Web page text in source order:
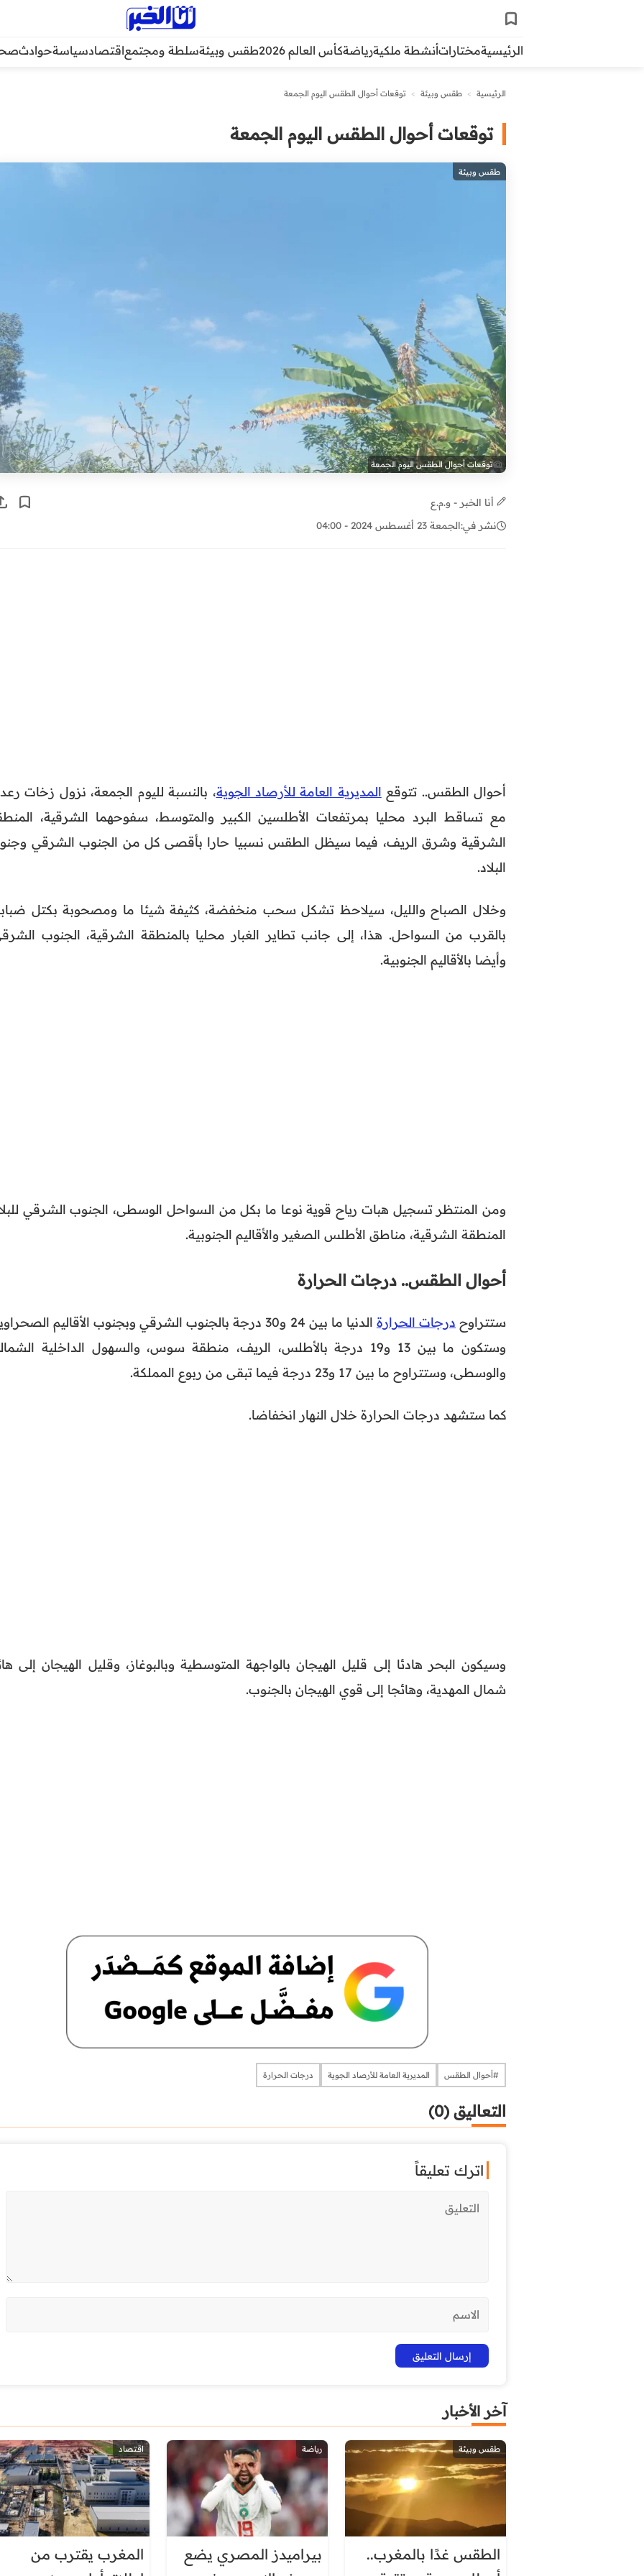
الرئيسيةمختاراتأنشطة ملكيةرياضةكأس العالم 2026 طقس وبيئةسلطة ومجتمعاقتصادسياسةحوادث
الرئيسية > طقس وبيئة > توقعات أحوال الطقس اليوم الجمعة
توقعات أحوال الطقس اليوم الجمعة
طقس وبيئة
توقعات أحوال الطقس اليوم الجمعة
أنا الخبر - و.م.ع
نشر في:الجمعة 23 أغسطس 2024 - 04:00
أحوال الطقس.. تتوقع المديرية العامة للأرصاد الجوية، بالنسبة لليوم الجمعة، نزول زخات
مع تساقط البرد محليا بمرتفعات الأطلسين الكبير والمتوسط، سفوحهما الشرقية،
الشرقية وشرق الريف، فيما سيظل الطقس نسبيا حارا بأقصى كل من الجنوب الشرقي
البلاد.
وخلال الصباح والليل، سيلاحظ تشكل سحب منخفضة، كثيفة شيئا ما ومصحوبة بكتل
بالقرب من السواحل. هذا، إلى جانب تطاير الغبار محليا بالمنطقة الشرقية، الجنوب
وأيضا بالأقاليم الجنوبية.
ومن المنتظر تسجيل هبات رياح قوية نوعا ما بكل من السواحل الوسطى، الجنوب الشرقي
المنطقة الشرقية، مناطق الأطلس الصغير والأقاليم الجنوبية.
أحوال الطقس.. درجات الحرارة
ستتراوح درجات الحرارة
الدنيا ما بين 24 و30 درجة بالجنوب الشرقي وبجنوب الأقاليم
وستكون ما بين 13 و19 درجة بالأطلس، الريف، منطقة سوس، والسهول الداخلية
والوسطى، وستتراوح ما بين 17 و23 درجة فيما تبقى من ربوع المملكة.
كما ستشهد درجات الحرارة خلال النهار انخفاضا.
وسيكون البحر هادئا إلى قليل الهيجان بالواجهة المتوسطية وبالبوغاز، وقليل الهيجان إلى
شمال المهدية، وهائجا إلى قوي الهيجان بالجنوب.
#أحوال الطقس المديرية العامة للأرصاد الجوية درجات الحرارة
التعاليق (0)
اترك تعليقاً
آخر الأخبار
طقس وبيئة
الطقس غدًا بالمغرب..
رياضة
بيراميدز المصري يضع
اقتصاد
المغرب يقترب من